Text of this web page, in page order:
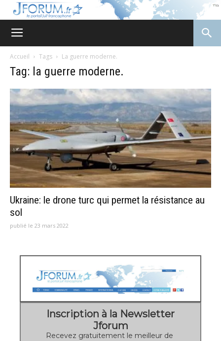
Accueil Tags La guerre moderne.
Tag: la guerre moderne.
Ukraine: le drone turc qui permet la résistance au
sol
publié le 23 mars 2022
Inscription à la Newsletter
Jforum
Recevez gratuitement le meilleur de